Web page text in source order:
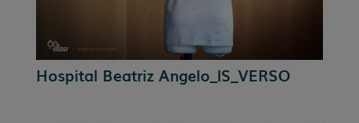
Hospital Beatriz Angelo_IS_VERSO